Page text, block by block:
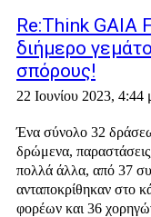
Re:Think GAIA
διήμερο
σπόρους!
22 Ιουνίου 2023, 4:44
Ένα σύνολο 32
δρώμενα,
πολλά άλλα, από 37
ανταποκρίθηκαν στο
φορέων και 36